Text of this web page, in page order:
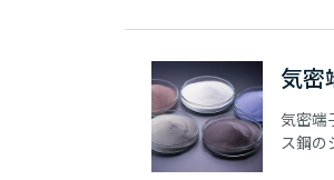
気密
気密端
ス鋼の